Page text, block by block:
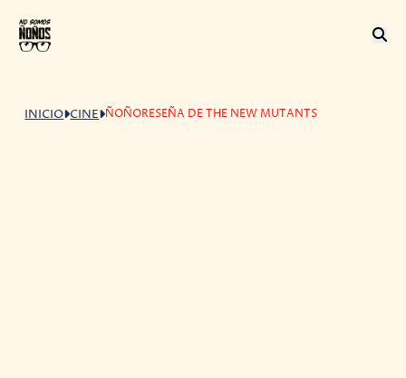
INICIO CINE ÑOÑORESEÑA DE THE NEW MUTANTS